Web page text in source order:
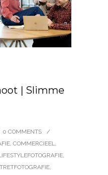
| Slimme
0 COMMENTS
/
, COMMERCIEEL,
,
,